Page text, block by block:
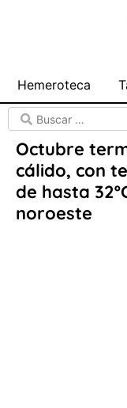
Hemeroteca
Octubre
cálido, con
de hasta
noroeste